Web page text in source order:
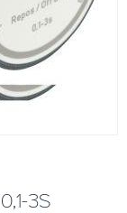
3S